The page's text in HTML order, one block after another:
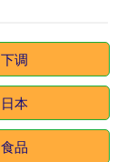
下调
日本
食品